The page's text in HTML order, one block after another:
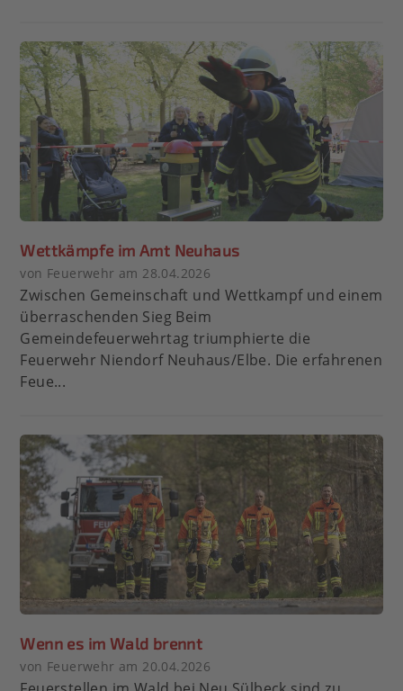
Wettkämpfe im Amt Neuhaus
von Feuerwehr am 28.04.2026
Zwischen Gemeinschaft und Wettkampf und einem
überraschenden Sieg Beim
Gemeindefeuerwehrtag triumphierte die
Feuerwehr Niendorf Neuhaus/Elbe. Die erfahrenen
Feue...
Wenn es im Wald brennt
von Feuerwehr am 20.04.2026